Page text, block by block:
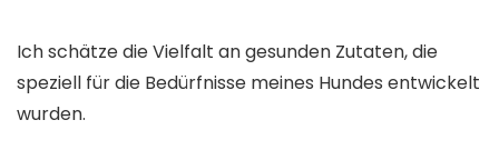
Ich schätze die Vielfalt an gesunden Zutaten, die
speziell für die Bedürfnisse meines Hundes entwickelt
wurden.